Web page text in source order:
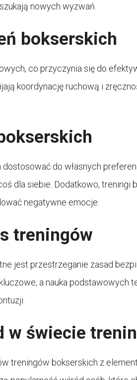
nowych wyzwań.
bokserskich
co przyczynia się do
koordynację ruchową i
do własnych
dla siebie. Dodatkowo, treningi
negatywne emocje.
treningów
jest przestrzeganie zasad
a nauka podstawowych
w świecie
treningów bokserskich z